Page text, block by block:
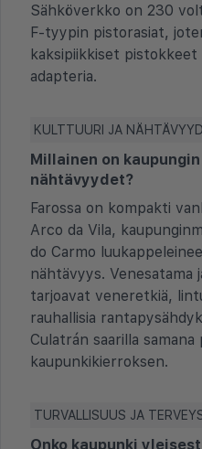
Sähköverkko on 230
F-tyypin pistorasiat,
kaksipiikkiset
adapteria.
KULTTUURI JA
Millainen on
nähtävyydet?
Farossa on kompakti
Arco da Vila,
do Carmo
nähtävyys. Venesatama
tarjoavat veneretkiä,
rauhallisia
Culatrán saarilla samana
kaupunkikierroksen.
TURVALLISUUS JA
Onko kaupunki